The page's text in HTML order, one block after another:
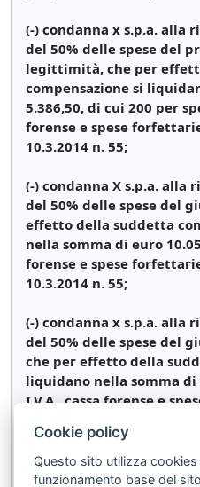
(-) condanna x s.p.a. alla
del 50% delle spese del
legittimità, che per
compensazione si
5.386,50, di cui 200 per
forense e spese
10.3.2014 n. 55;
(-) condanna X s.p.a. alla
del 50% delle spese del
effetto della suddetta
nella somma di euro
forense e spese
10.3.2014 n. 55;
(-) condanna x s.p.a. alla
del 50% delle spese del
che per effetto della
liquidano nella somma di
I.V.A., cassa forense e
Così deciso in Roma, nella
Terza Sezione civile della
Cookie policy
Questo sito utilizza
funzionamento base del